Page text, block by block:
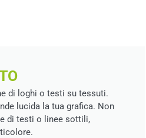
di loghi o testi su tessuti.
lucida la tua grafica. Non
di testi o linee sottili,